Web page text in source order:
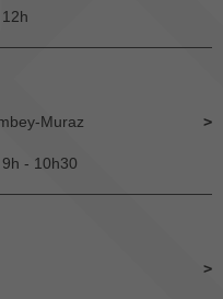
Muraz
- 10h30